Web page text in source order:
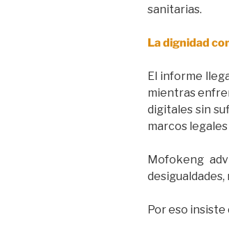
sanitarias.
La dignidad
El informe
mientras
digitales sin
marcos
Mofokeng
Por eso insiste